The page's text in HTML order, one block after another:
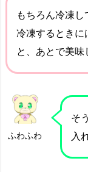
もちろん冷凍
冷凍するときに
と、あとで美
ふわふわ
そ
入